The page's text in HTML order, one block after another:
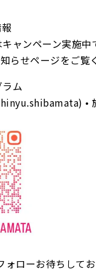
ャンペーン実施中
らせページをご覧
ム
•
ローお待ちしてお